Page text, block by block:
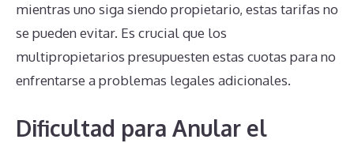
mientras uno siga siendo propietario, estas tarifas no
se pueden evitar. Es crucial que los
multipropietarios presupuesten estas cuotas para no
enfrentarse a problemas legales adicionales.
Dificultad para Anular el